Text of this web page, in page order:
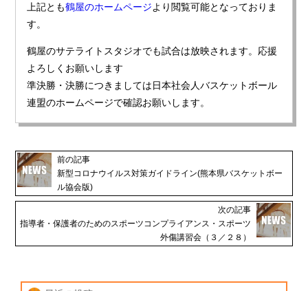
上記とも鶴屋のホームページより閲覧可能となっておりま
す。
鶴屋のサテライトスタジオでも試合は放映されます。応援
よろしくお願いします
準決勝・決勝につきましては日本社会人バスケットボール
連盟のホームページで確認お願いします。
前の記事
新型コロナウイルス対策ガイドライン(熊本県バスケットボー
ル協会版)
次の記事
指導者・保護者のためのスポーツコンプライアンス・スポーツ
外傷講習会（３／２８）